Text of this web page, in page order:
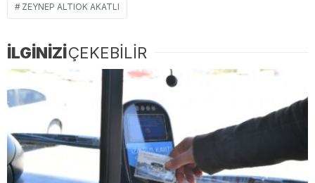
ZEYNEP ALTIOK AKATLI
İLGİNİZİÇEKEBİLİR